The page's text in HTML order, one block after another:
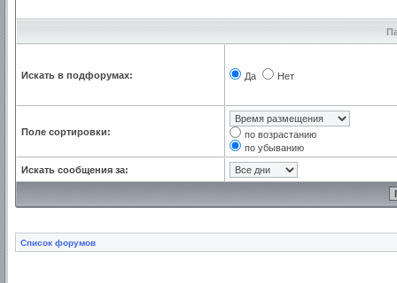
Искать в подфорумах: Да Нет
Поле сортировки:
по возрастанию
по убыванию
Искать сообщения за:
Список форумов